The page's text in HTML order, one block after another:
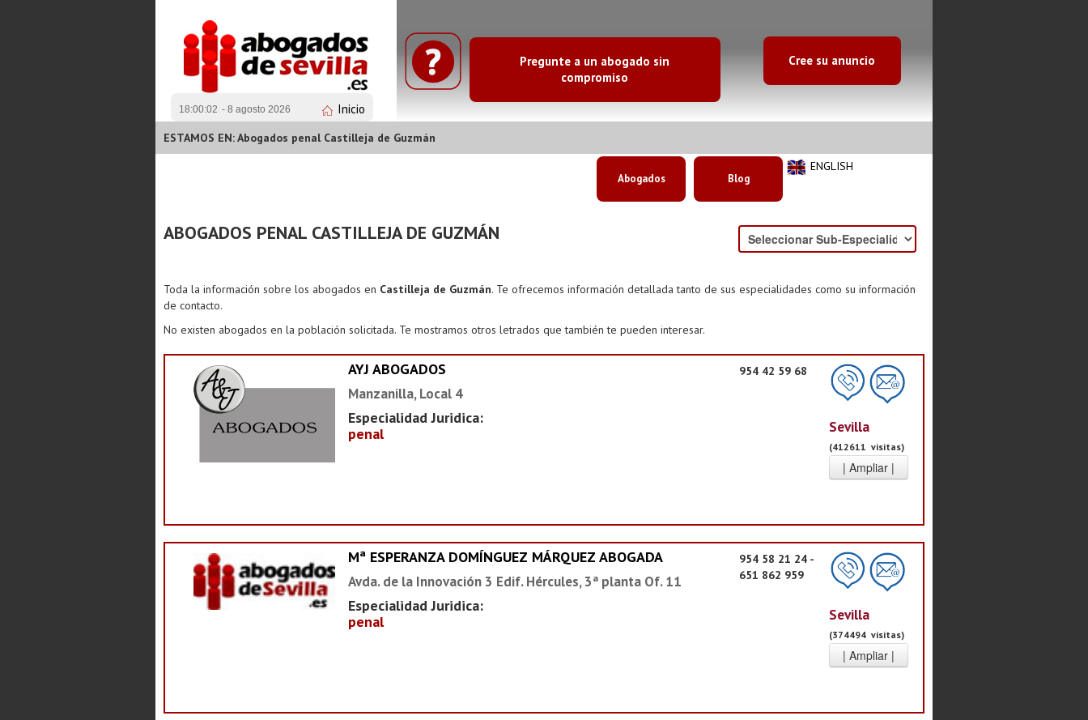
18:00:03 - 8 agosto 2026 Inicio
Pregunte a un abogado sin
compromiso
Cree su anuncio
ESTAMOS EN: Abogados penal Castilleja de Guzmán
ENGLISH
Abogados Blog
ABOGADOS PENAL CASTILLEJA DE GUZMÁN
Toda la información sobre los abogados en Castilleja de Guzmán. Te ofrecemos información detallada tanto de sus especialidades como su información
de contacto.
No existen abogados en la población solicitada. Te mostramos otros letrados que también te pueden interesar.
AYJ ABOGADOS
Manzanilla, Local 4
Especialidad Juridica:
penal
954 42 59 68
Sevilla
(412611 visitas)
Mª ESPERANZA DOMÍNGUEZ MÁRQUEZ ABOGADA
Avda. de la Innovación 3 Edif. Hércules, 3ª planta Of. 11
Especialidad Juridica:
penal
954 58 21 24 -
651 862 959
Sevilla
(374494 visitas)